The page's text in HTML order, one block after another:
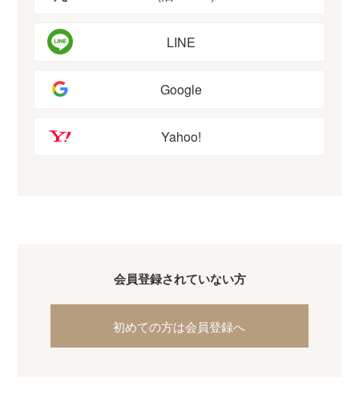
LINE
Google
Yahoo!
会員登録されていない方
初めての方は会員登録へ